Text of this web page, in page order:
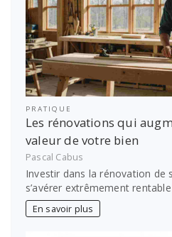
PRATIQUE
Les rénovations qui
valeur de votre bien
Pascal Cabus
Investir dans la rénovation de
s’avérer extrêmement
En savoir plus